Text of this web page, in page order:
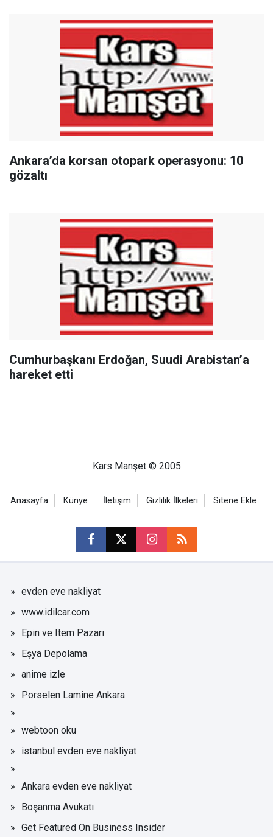
Ankara’da korsan otopark operasyonu: 10
gözaltı
Cumhurbaşkanı Erdoğan, Suudi Arabistan’a
hareket etti
Kars Manşet © 2005
Anasayfa Künye İletişim Gizlilik İlkeleri Sitene Ekle
evden eve nakliyat
www.idilcar.com
Epin ve Item Pazarı
Eşya Depolama
anime izle
Porselen Lamine Ankara
webtoon oku
istanbul evden eve nakliyat
Ankara evden eve nakliyat
Boşanma Avukatı
Get Featured On Business Insider